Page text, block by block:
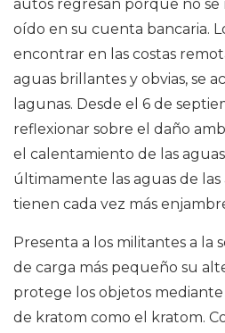
autos regresan porque no
oído en su cuenta bancaria.
encontrar en las costas
aguas brillantes y obvias, se
lagunas. Desde el 6 de
reflexionar sobre el daño
el calentamiento de las
últimamente las aguas de
tienen cada vez más
Presenta a los militantes a la
de carga más pequeño su
protege los objetos
de kratom como el kratom.